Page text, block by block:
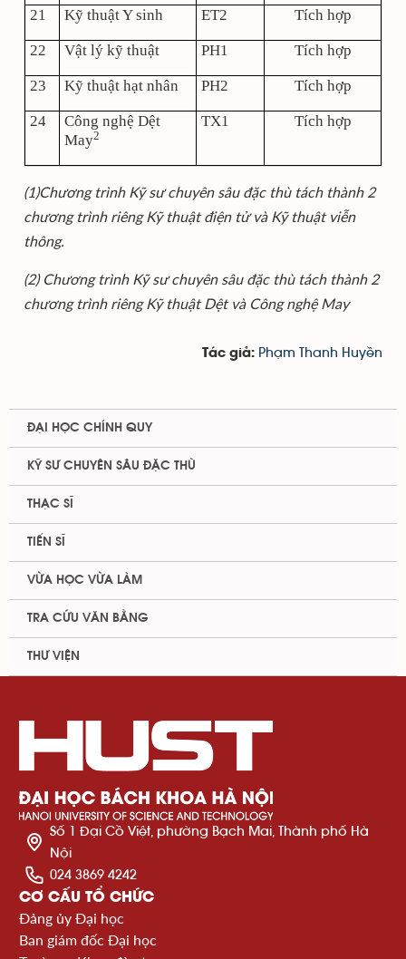
21 Kỹ thuật Y sinh ET2 Tích hợp
22 Vật lý kỹ thuật PH1 Tích hợp
23 Kỹ thuật hạt nhân PH2 Tích hợp
24
Công nghệ Dệt
May2
TX1 Tích hợp
(1)Chương trình Kỹ sư chuyên sâu đặc thù tách thành 2
chương trình riêng Kỹ thuật điện tử và Kỹ thuật viễn
thông.
(2) Chương trình Kỹ sư chuyên sâu đặc thù tách thành 2
chương trình riêng Kỹ thuật Dệt và Công nghệ May
Tác giả: Phạm Thanh Huyền
ĐẠI HỌC CHÍNH QUY
KỸ SƯ CHUYÊN SÂU ĐẶC THÙ
THẠC SĨ
TIẾN SĨ
VỪA HỌC VỪA LÀM
TRA CỨU VĂN BẰNG
THƯ VIỆN
Số 1 Đại Cồ Việt, phường Bạch Mai, Thành phố Hà
Nội
024 3869 4242
CƠ CẤU TỔ CHỨC
Đảng ủy Đại học
Ban giám đốc Đại học